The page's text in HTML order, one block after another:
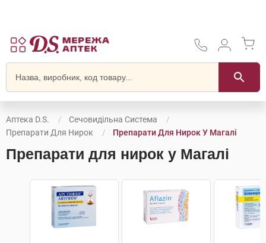
Аптека D.S.
Сечовидільна Система
Препарати Для Нирок
Препарати Для Нирок У Магалі
Препарати для нирок у Магалі